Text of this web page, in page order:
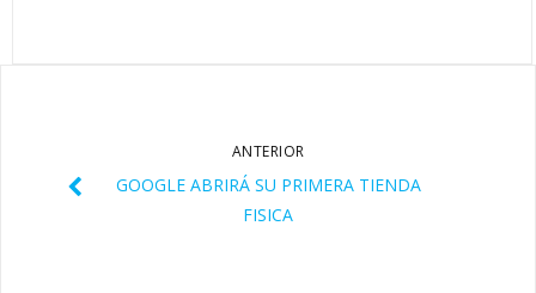
ANTERIOR
GOOGLE ABRIRÁ SU PRIMERA TIENDA
FISICA